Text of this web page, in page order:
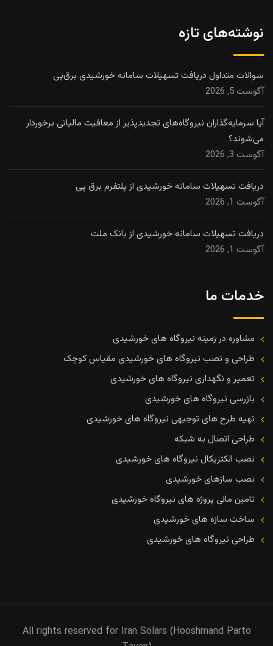
نوشته‌های تازه
سوالات متداول دریافت تسهیلات سامانه خورشیدی برق‌پی
آگوست 5, 2026
آیا سرمایه‌گذاران نیروگاه‌های تجدیدپذیر از معافیت مالیاتی برخوردار
می‌شوند؟
آگوست 3, 2026
دریافت تسهیلات سامانه خورشیدی از پلتفرم برق پی
آگوست 1, 2026
دریافت تسهیلات سامانه خورشیدی از بانک ملت
آگوست 1, 2026
خدمات ما
مشاوره در زمینه نیروگاه های خورشیدی
طراحی و نصب نیروگاه های خورشیدی مقیاس کوچک
تعمیر و نگهداری نیروگاه های خورشیدی
بازرسی نیروگاه های خورشیدی
تهیه طرح های توجیهی نیروگاه های خورشیدی
طراحی اتصال به شبکه
نصب الکتریکال نیروگاه های خورشیدی
نصب سازهای خورشیدی
تامین مالی پروژه های نیروگاه خورشیدی
ساخت سازه های خورشیدی
طراحی نیروگاه های خورشیدی
All rights reserved for Iran Solars (Hooshmand Parto